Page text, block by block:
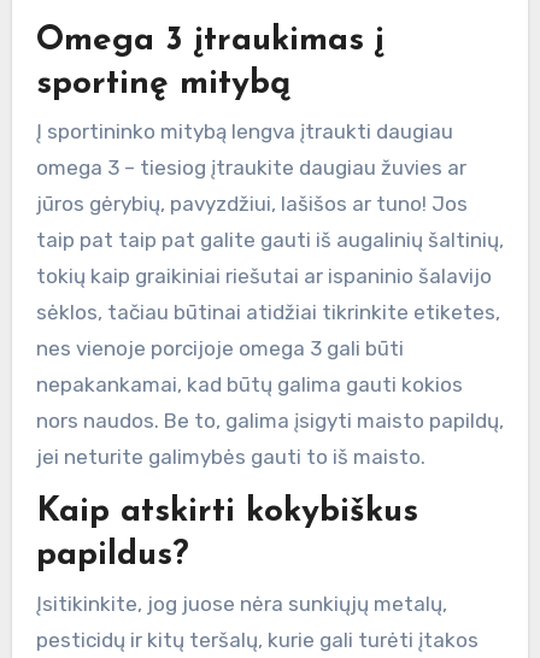
Omega 3 įtraukimas į
sportinę mitybą
Į sportininko mitybą lengva įtraukti daugiau
omega 3 – tiesiog įtraukite daugiau žuvies ar
jūros gėrybių, pavyzdžiui, lašišos ar tuno! Jos
taip pat taip pat galite gauti iš augalinių šaltinių,
tokių kaip graikiniai riešutai ar ispaninio šalavijo
sėklos, tačiau būtinai atidžiai tikrinkite etiketes,
nes vienoje porcijoje omega 3 gali būti
nepakankamai, kad būtų galima gauti kokios
nors naudos. Be to, galima įsigyti maisto papildų,
jei neturite galimybės gauti to iš maisto.
Kaip atskirti kokybiškus
papildus?
Įsitikinkite, jog juose nėra sunkiųjų metalų,
pesticidų ir kitų teršalų, kurie gali turėti įtakos